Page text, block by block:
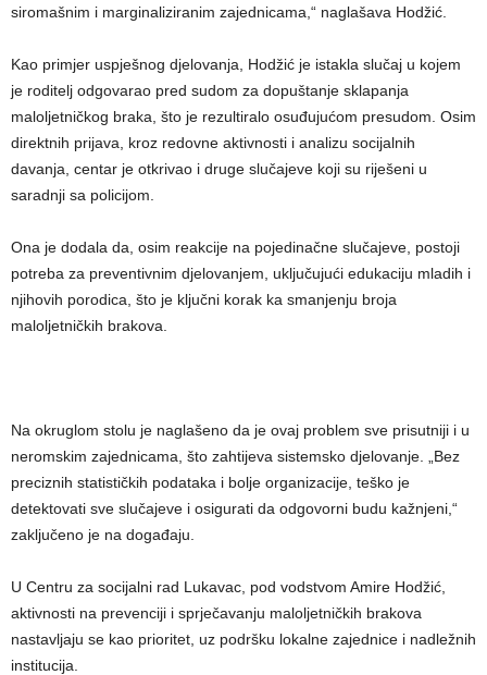
siromašnim i marginaliziranim zajednicama,“ naglašava Hodžić.
Kao primjer uspješnog djelovanja, Hodžić je istakla slučaj u kojem
je roditelj odgovarao pred sudom za dopuštanje sklapanja
maloljetničkog braka, što je rezultiralo osuđujućom presudom. Osim
direktnih prijava, kroz redovne aktivnosti i analizu socijalnih
davanja, centar je otkrivao i druge slučajeve koji su riješeni u
saradnji sa policijom.
Ona je dodala da, osim reakcije na pojedinačne slučajeve, postoji
potreba za preventivnim djelovanjem, uključujući edukaciju mladih i
njihovih porodica, što je ključni korak ka smanjenju broja
maloljetničkih brakova.
Na okruglom stolu je naglašeno da je ovaj problem sve prisutniji i u
neromskim zajednicama, što zahtijeva sistemsko djelovanje. „Bez
preciznih statističkih podataka i bolje organizacije, teško je
detektovati sve slučajeve i osigurati da odgovorni budu kažnjeni,“
zaključeno je na događaju.
U Centru za socijalni rad Lukavac, pod vodstvom Amire Hodžić,
aktivnosti na prevenciji i sprječavanju maloljetničkih brakova
nastavljaju se kao prioritet, uz podršku lokalne zajednice i nadležnih
institucija.